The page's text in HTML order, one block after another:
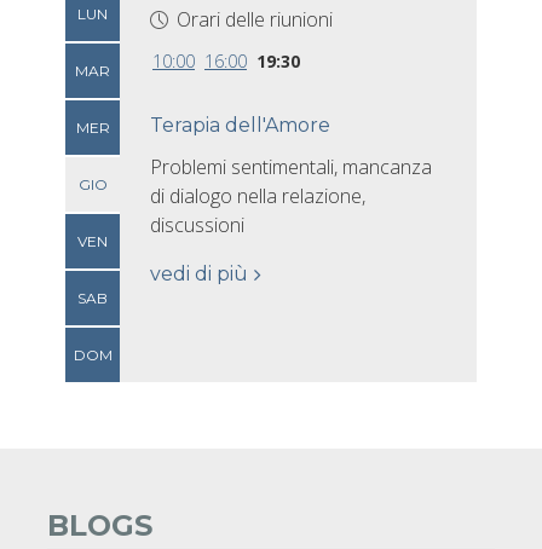
LUN
MAR
MER
GIO
VEN
SAB
DOM
Orari delle riunioni
10:00 16:00 19:30
Terapia dell'Amore
Problemi sentimentali, mancanza
di dialogo nella relazione,
discussioni
vedi di più
BLOGS